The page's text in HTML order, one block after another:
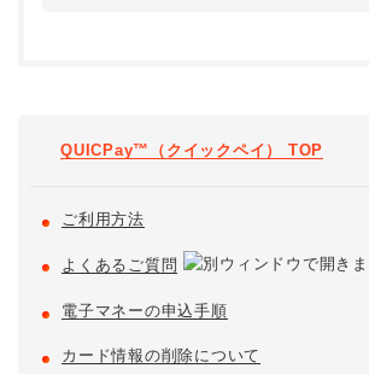
QUICPay™（クイックペイ） TOP
ご利用方法
よくあるご質問
電子マネーの申込手順
カード情報の削除について